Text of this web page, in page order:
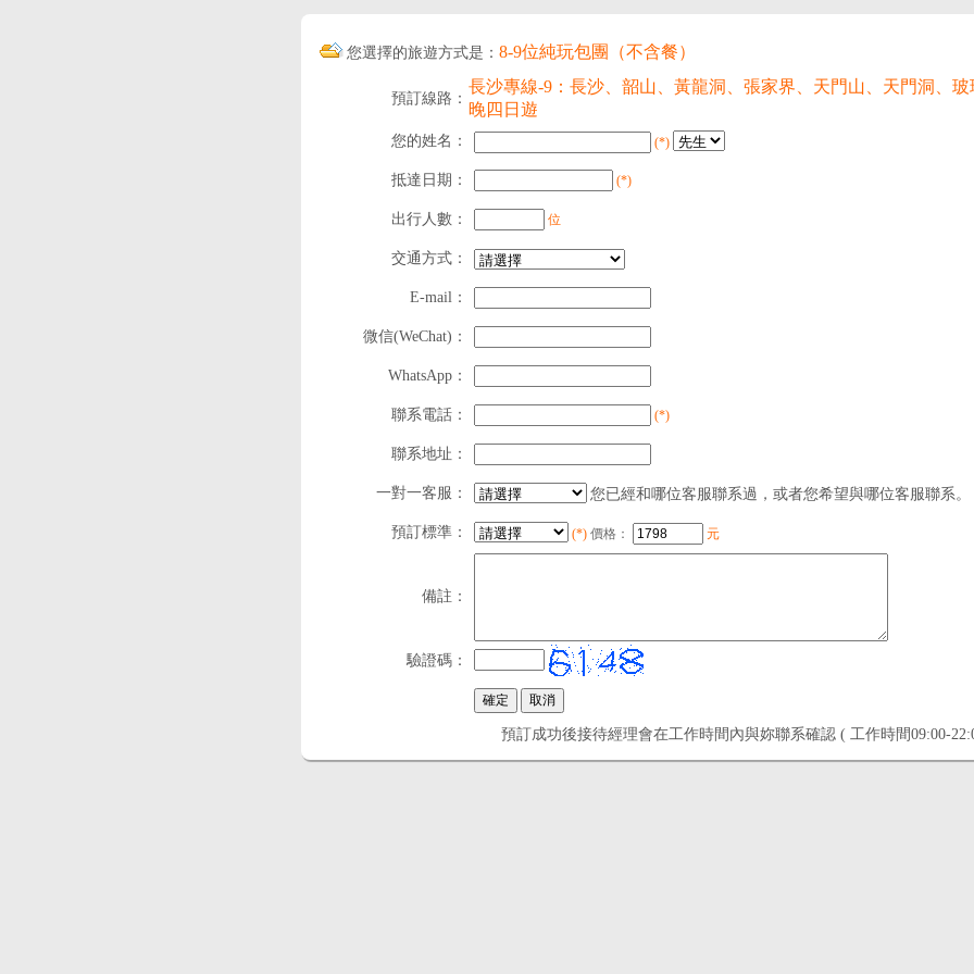
您選擇的旅遊方式是： 8-9位純玩包團（不含餐）
預訂線路：
長沙專線-9：長沙、韶山、黃龍洞、張家界、天門山、天門洞、
晚四日遊
您的姓名： (*)
抵達日期： (*)
出行人數： 位
交通方式：
E-mail：
微信(WeChat)：
WhatsApp：
聯系電話： (*)
聯系地址：
一對一客服： 您已經和哪位客服聯系過，或者您希望與哪位客服聯系。
預訂標準： (*) 價格： 元
備註：
驗證碼：
預訂成功後接待經理會在工作時間內與妳聯系確認 ( 工作時間09:00-